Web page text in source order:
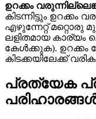
ഉറക്കം
കിടന്നിട്ടും ഉറക്കം
എഴുന്നേറ്റ് മറ്റൊരു
ലളിതമായ കാര്യം
കേൾക്കുക). ഉറക്കം
കിടക്കയിലേക്ക്
പ്രത്യേക